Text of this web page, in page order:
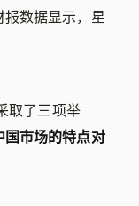
数据显示，星
取了三项举
市场的特点对